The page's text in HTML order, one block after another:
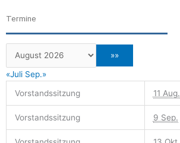
Termine
«Juli Sep.»
Vorstandssitzung
11 Aug.
Vorstandssitzung 9 Sep.